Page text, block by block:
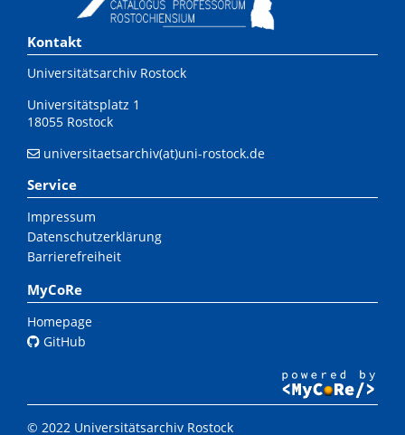
Kontakt
Universitätsarchiv Rostock
Universitätsplatz 1
18055 Rostock
universitaetsarchiv(at)uni-rostock.de
Service
Impressum
Datenschutzerklärung
Barrierefreiheit
MyCoRe
Homepage
GitHub
© 2022 Universitätsarchiv Rostock